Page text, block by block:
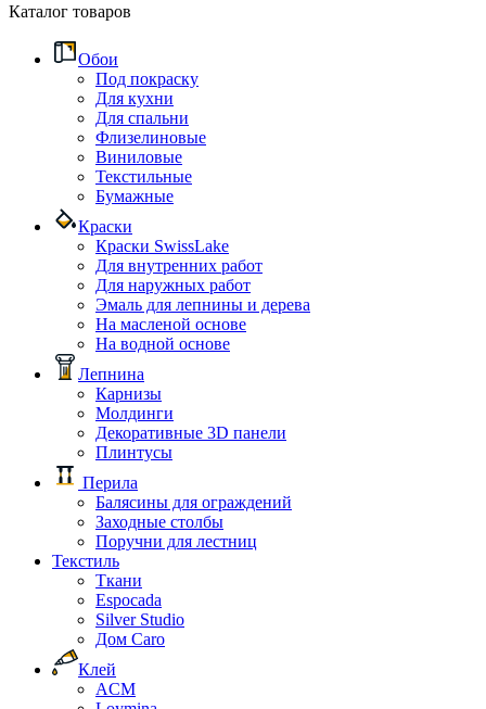
Каталог товаров
Обои
Под покраску
Для кухни
Для спальни
Флизелиновые
Виниловые
Текстильные
Бумажные
Краски
Краски SwissLake
Для внутренних работ
Для наружных работ
Эмаль для лепнины и дерева
На масленой основе
На водной основе
Лепнина
Карнизы
Молдинги
Декоративные 3D панели
Плинтусы
Перила
Балясины для ограждений
Заходные столбы
Поручни для лестниц
Текстиль
Ткани
Espocada
Silver Studio
Дом Caro
Клей
ACM